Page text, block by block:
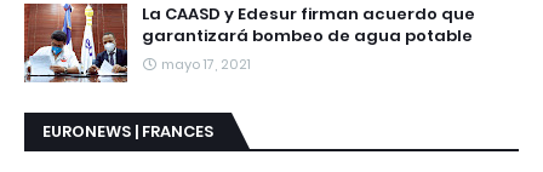
La CAASD y Edesur firman acuerdo que
garantizará bombeo de agua potable
mayo 17, 2021
EURONEWS | FRANCES